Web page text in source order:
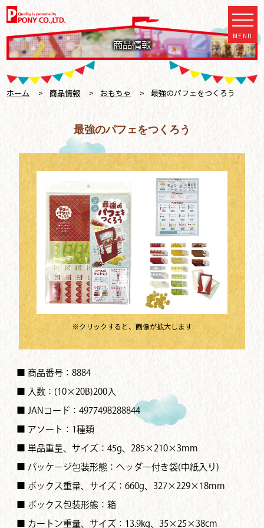
商品情報
MENU
ホーム > 商品情報 > おもちゃ > 最強のパフェをつくろう
最強のパフェをつくろう
※クリックすると、画像が拡大します
■ 商品番号：8884
■ 入数：(10×20B)200入
■ JANコード：4977498288844
■ アソート：1種類
■ 単品重量、サイズ：45g、285×210×3mm
■ パッケージ包装形態：ヘッダー付き袋(中紙入り)
■ ボックス重量、サイズ：660g、327×229×18mm
■ ボックス包装形態：箱
■ カートン重量、サイズ：13.9kg、35×25×38cm